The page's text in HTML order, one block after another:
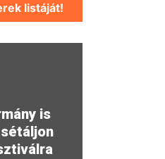
listáját!
is